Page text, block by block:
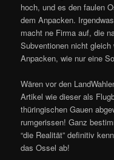
hoch, und es den faulen
dem Anpacken.
macht ne Firma auf, die
Subventionen nicht
Anpacken, wie nur eine
Wären vor den
Artikel wie dieser als
thüringischen Gauen
rumgerissen! Ganz
“die Realität” definitiv
das Ossel ab!